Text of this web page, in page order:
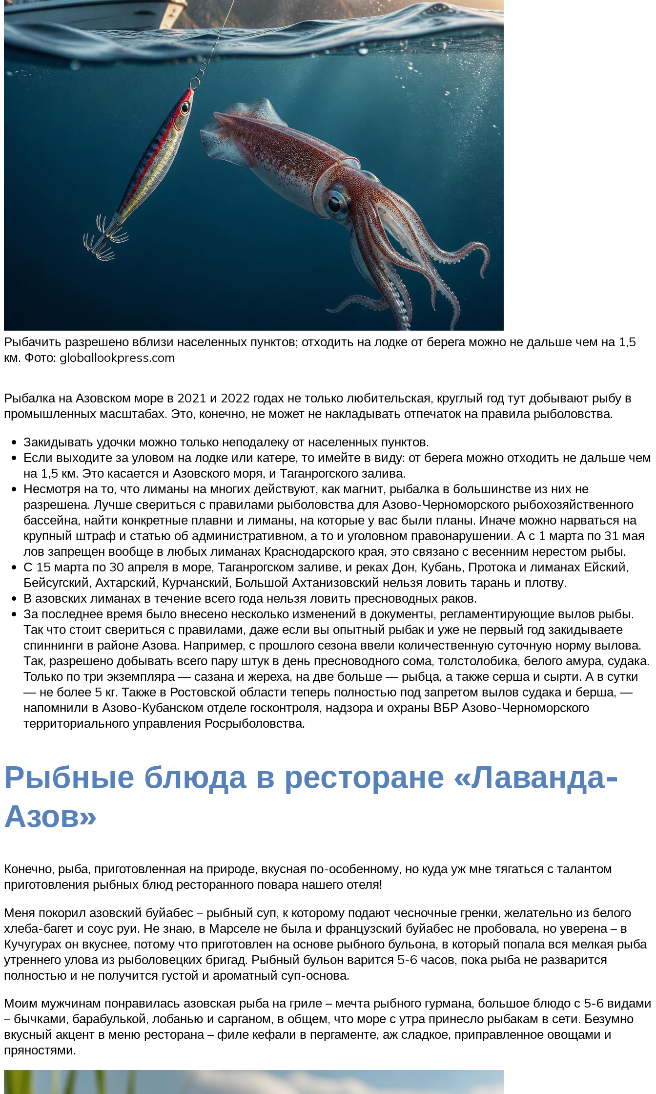
Рыбачить разрешено вблизи населенных пунктов; отходить на лодке от берега можно не дальше чем на 1,5
км. Фото: globallookpress.com
Рыбалка на Азовском море в 2021 и 2022 годах не только любительская, круглый год тут добывают рыбу в
промышленных масштабах. Это, конечно, не может не накладывать отпечаток на правила рыболовства.
Закидывать удочки можно только неподалеку от населенных пунктов.
Если выходите за уловом на лодке или катере, то имейте в виду: от берега можно отходить не дальше чем
на 1,5 км. Это касается и Азовского моря, и Таганрогского залива.
Несмотря на то, что лиманы на многих действуют, как магнит, рыбалка в большинстве из них не
разрешена. Лучше свериться с правилами рыболовства для Азово-Черноморского рыбохозяйственного
бассейна, найти конкретные плавни и лиманы, на которые у вас были планы. Иначе можно нарваться на
крупный штраф и статью об административном, а то и уголовном правонарушении. А с 1 марта по 31 мая
лов запрещен вообще в любых лиманах Краснодарского края, это связано с весенним нерестом рыбы.
С 15 марта по 30 апреля в море, Таганрогском заливе, и реках Дон, Кубань, Протока и лиманах Ейский,
Бейсугский, Ахтарский, Курчанский, Большой Ахтанизовский нельзя ловить тарань и плотву.
В азовских лиманах в течение всего года нельзя ловить пресноводных раков.
За последнее время было внесено несколько изменений в документы, регламентирующие вылов рыбы.
Так что стоит свериться с правилами, даже если вы опытный рыбак и уже не первый год закидываете
спиннинги в районе Азова. Например, с прошлого сезона ввели количественную суточную норму вылова.
Так, разрешено добывать всего пару штук в день пресноводного сома, толстолобика, белого амура, судака.
Только по три экземпляра — сазана и жереха, на две больше — рыбца, а также серша и сырти. А в сутки
— не более 5 кг. Также в Ростовской области теперь полностью под запретом вылов судака и берша, —
напомнили в Азово-Кубанском отделе госконтроля, надзора и охраны ВБР Азово-Черноморского
территориального управления Росрыболовства.
Рыбные блюда в ресторане «Лаванда-
Азов»
Конечно, рыба, приготовленная на природе, вкусная по-особенному, но куда уж мне тягаться с талантом
приготовления рыбных блюд ресторанного повара нашего отеля!
Меня покорил азовский буйабес – рыбный суп, к которому подают чесночные гренки, желательно из белого
хлеба-багет и соус руи. Не знаю, в Марселе не была и французский буйабес не пробовала, но уверена – в
Кучугурах он вкуснее, потому что приготовлен на основе рыбного бульона, в который попала вся мелкая рыба
утреннего улова из рыболовецких бригад. Рыбный бульон варится 5-6 часов, пока рыба не разварится
полностью и не получится густой и ароматный суп-основа.
Моим мужчинам понравилась азовская рыба на гриле – мечта рыбного гурмана, большое блюдо с 5-6 видами
– бычками, барабулькой, лобанью и сарганом, в общем, что море с утра принесло рыбакам в сети. Безумно
вкусный акцент в меню ресторана – филе кефали в пергаменте, аж сладкое, приправленное овощами и
пряностями.